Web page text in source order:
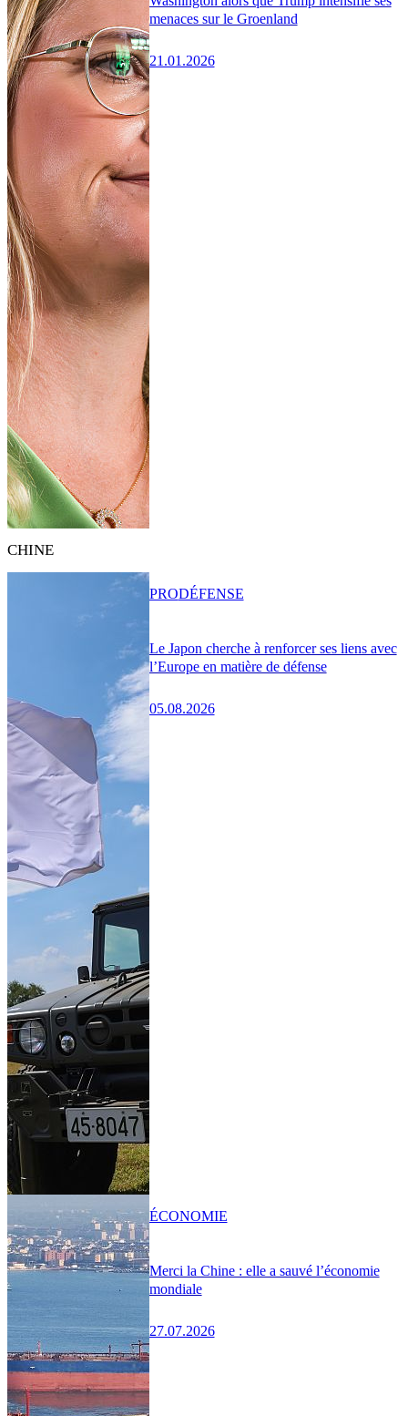
menaces sur le Groenland
21.01.2026
CHINE
Le Japon cherche à renforcer ses liens avec
l’Europe en matière de défense
05.08.2026
PRODÉFENSE
Merci la Chine : elle a sauvé l’économie
mondiale
27.07.2026
ÉCONOMIE